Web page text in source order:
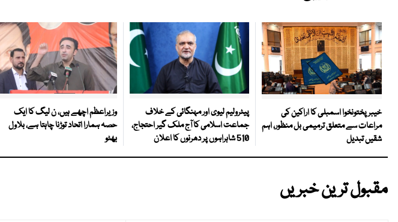
خیبرپختونخوا اسمبلی کا اراکین کی
مراعات سے متعلق ترمیمی بل منظور، اہم
شقیں تبدیل
پیٹرولیم لیوی اور مہنگائی کے خلاف
جماعت اسلامی کا آج ملک گیر احتجاج،
510 شاہراہوں پر دھرنوں کا اعلان
وزیراعظم اچھے ہیں، ن لیگ کا ایک
حصہ ہمارا اتحاد توڑنا چاہتا ہے، بلاول
بھٹو
مقبول ترین خبریں